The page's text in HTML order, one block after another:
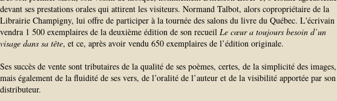
devant ses prestations orales qui attirent les visiteurs. Normand Talbot, alors copropriétaire de la
Librairie Champigny, lui offre de participer à la tournée des salons du livre du Québec. L'écrivain
vendra 1 500 exemplaires de la deuxième édition de son recueil Le cœur a toujours besoin d’un
visage dans sa tête, et ce, après avoir vendu 650 exemplaires de l’édition originale.
Ses succès de vente sont tributaires de la qualité de ses poèmes, certes, de la simplicité des images,
mais également de la fluidité de ses vers, de l’oralité de l’auteur et de la visibilité apportée par son
distributeur.